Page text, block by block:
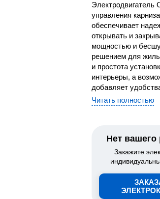
Электродвигатель
управления
обеспечивает
открывать и
мощностью и
решением для
и простота
интерьеры, а
добавляет
Читать полностью
Нет вашего
Закажите